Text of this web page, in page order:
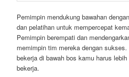
Pemimpin mendukung bawahan
dan pelatihan untuk mempercepat
Pemimpin berempati dan
memimpin tim mereka dengan
bekerja di bawah bos kamu harus
bekerja.